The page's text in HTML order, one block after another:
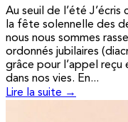
Au seuil de l’été J’écris
la fête solennelle des
nous nous sommes
ordonnés jubilaires
grâce pour l’appel
dans nos vies. En...
Lire la suite →